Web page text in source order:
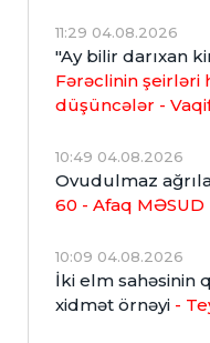
11:29 04.08.2026
"Ay bilir darıxan
Fərəclinin şeirləri
düşüncələr -
10:49 04.08.2026
Ovudulmaz
60 - Afaq MƏSUD
10:09 04.08.2026
İki elm sahəsinin
xidmət örnəyi -